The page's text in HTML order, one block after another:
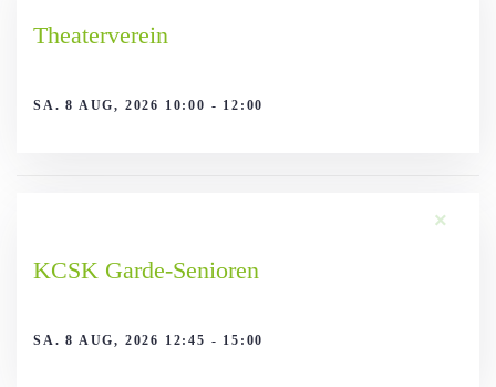
Theaterverein
SA. 8 AUG, 2026 10:00 - 12:00
×
KCSK Garde-Senioren
SA. 8 AUG, 2026 12:45 - 15:00